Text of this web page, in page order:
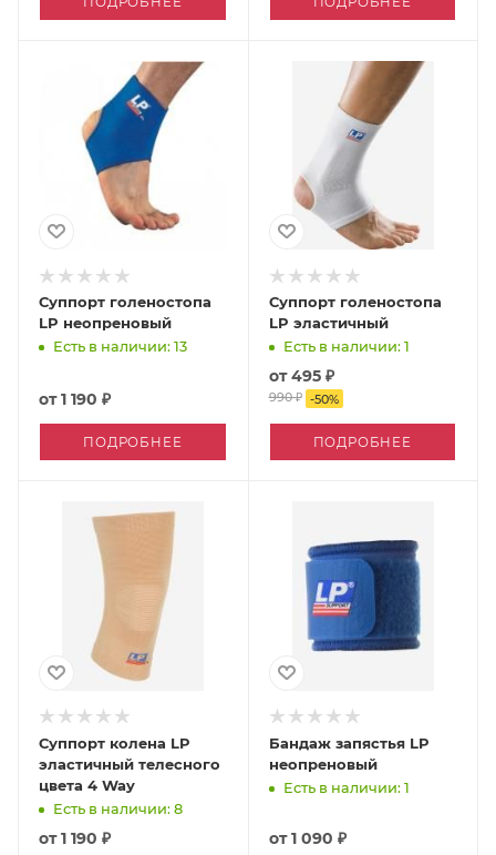
Суппорт голеностопа
LP неопреновый
Есть в наличии: 13
от1 190 ₽
ПОДРОБНЕЕ
Суппорт голеностопа
LP эластичный
Есть в наличии: 1
от495 ₽
990 ₽ -50%
ПОДРОБНЕЕ
Суппорт колена LP
эластичный телесного
цвета 4 Way
Есть в наличии: 8
от1 190 ₽
Бандаж запястья LP
неопреновый
Есть в наличии: 1
от1 090 ₽